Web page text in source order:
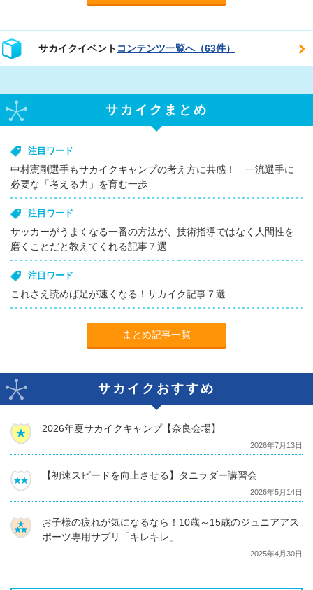
サカイクイベント コンテンツ一覧へ（63件）
サカイクまとめ
注目ワード
中村憲剛選手もサカイクキャンプの考え方に共感！ 一流選手に
必要な「考える力」を育む一歩
注目ワード
サッカーがうまくなる一番の方法が、技術指導ではなく人間性を
磨くことだと教えてくれる記事７選
注目ワード
これさえ読めば足が速くなる！サカイク記事７選
まとめ記事一覧
サカイクおすすめ
2026年夏サカイクキャンプ【奈良会場】
2026年7月13日
【初速スピードを向上させる】タニラダー講習会
2026年5月14日
お子様の疲れが気になるなら！10歳～15歳のジュニアアス
ポーツ専用サプリ「キレキレ」
2025年4月30日